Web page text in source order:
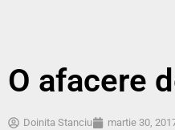
O afacere
Doinita Stanciu martie 30,